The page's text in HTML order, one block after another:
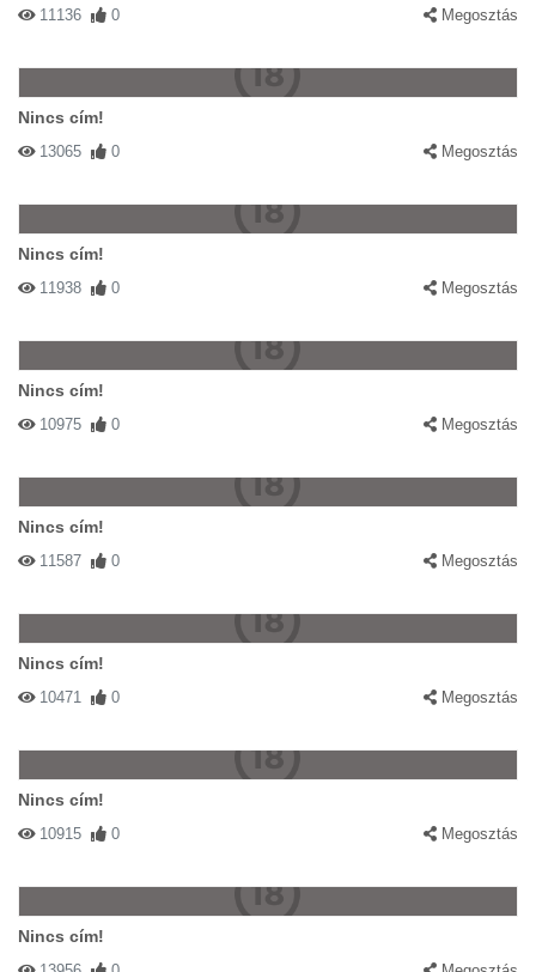
11136 0 Megosztás
Nincs cím!
13065 0 Megosztás
Nincs cím!
11938 0 Megosztás
Nincs cím!
10975 0 Megosztás
Nincs cím!
11587 0 Megosztás
Nincs cím!
10471 0 Megosztás
Nincs cím!
10915 0 Megosztás
Nincs cím!